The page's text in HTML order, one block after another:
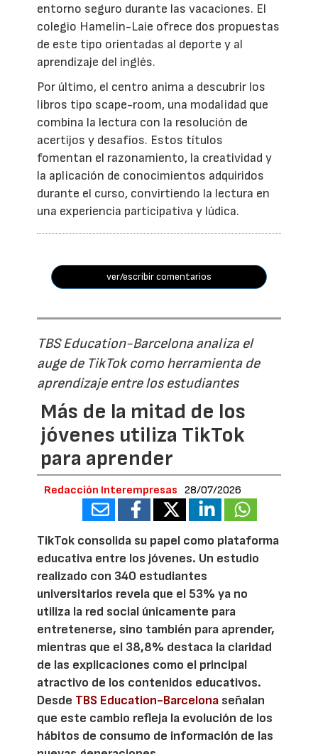
entorno seguro durante las vacaciones. El
colegio Hamelin-Laie ofrece dos propuestas
de este tipo orientadas al deporte y al
aprendizaje del inglés.
Por último, el centro anima a descubrir los
libros tipo scape-room, una modalidad que
combina la lectura con la resolución de
acertijos y desafíos. Estos títulos
fomentan el razonamiento, la creatividad y
la aplicación de conocimientos adquiridos
durante el curso, convirtiendo la lectura en
una experiencia participativa y lúdica.
ver/escribir comentarios
TBS Education-Barcelona analiza el
auge de TikTok como herramienta de
aprendizaje entre los estudiantes
Más de la mitad de los
jóvenes utiliza TikTok
para aprender
Redacción Interempresas 28/07/2026
TikTok consolida su papel como plataforma
educativa entre los jóvenes. Un estudio
realizado con 340 estudiantes
universitarios revela que el 53% ya no
utiliza la red social únicamente para
entretenerse, sino también para aprender,
mientras que el 38,8% destaca la claridad
de las explicaciones como el principal
atractivo de los contenidos educativos.
Desde TBS Education-Barcelona señalan
que este cambio refleja la evolución de los
hábitos de consumo de información de las